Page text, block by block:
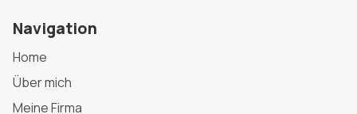
Navigation
Home
Über mich
Meine Firma